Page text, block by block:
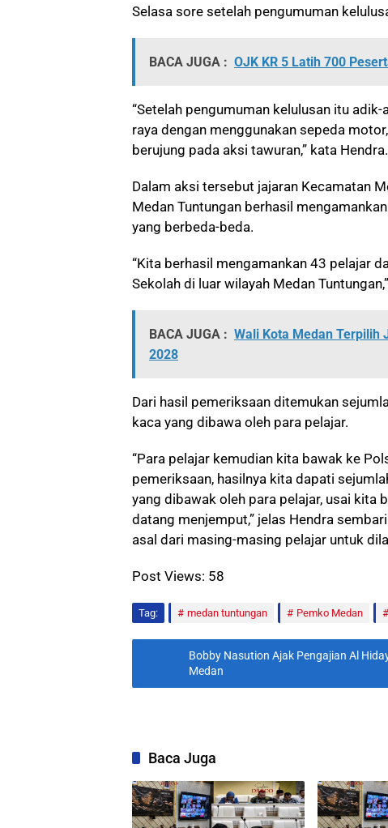
Selasa sore setelah pengumuman
BACA JUGA : OJK KR 5 Latih 700
“Setelah pengumuman kelulusan itu
raya dengan menggunakan sepeda
berujung pada aksi tawuran,” kata Hendra.
Dalam aksi tersebut jajaran Kecamatan
Medan Tuntungan berhasil
yang berbeda-beda.
“Kita berhasil mengamankan 43 pelajar
Sekolah di luar wilayah Medan
BACA JUGA : Wali Kota Medan Terpilih
2028
Dari hasil pemeriksaan ditemukan
kaca yang dibawa oleh para pelajar.
“Para pelajar kemudian kita bawak ke
pemeriksaan, hasilnya kita dapati
yang dibawak oleh para pelajar, usai kita
datang menjemput,” jelas Hendra
asal dari masing-masing pelajar untuk
Post Views: 58
Tag: medan tuntungan Pemko Medan
Bobby Nasution Ajak Pengajian Al
Medan
Baca Juga